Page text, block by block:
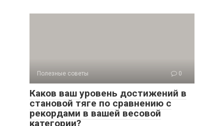
Полезные советы 0
Каков ваш уровень достижений в
становой тяге по сравнению с
рекордами в вашей весовой
категории?